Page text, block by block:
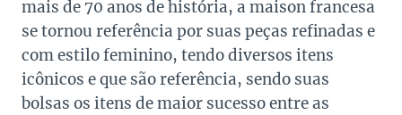
mais de 70 anos de história, a maison francesa
se tornou referência por suas peças refinadas e
com estilo feminino, tendo diversos itens
icônicos e que são referência, sendo suas
bolsas os itens de maior sucesso entre as